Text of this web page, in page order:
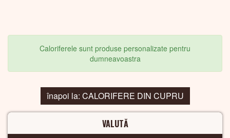
Caloriferele sunt produse personalizate pentru
dumneavoastra
înapoi la: CALORIFERE DIN CUPRU
VALUTĂ